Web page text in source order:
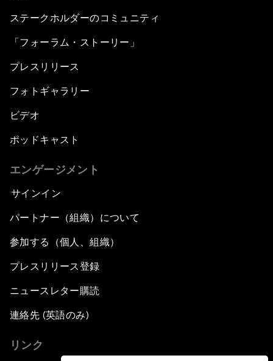
ステークホルダーのコミュニティ
「フォーラム・ストーリー」
プレスリリース
フォトギャラリー
ビデオ
ポッドキャスト
エンゲージメント
サインイン
パートナー（組織）について
参加する（個人、組織）
プレスリリース登録
ニュースレター購読
連絡先 (英語のみ)
リンク